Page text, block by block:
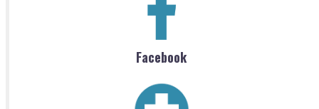
Facebook